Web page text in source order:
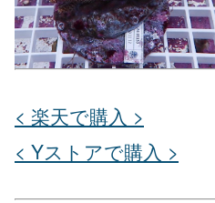
< 楽天で購入 >
< Yストアで購入 >